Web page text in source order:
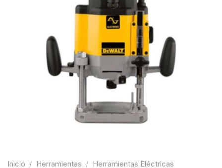
Inicio / Herramientas / Herramientas Eléctricas